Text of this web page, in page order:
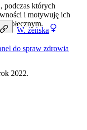
W. żeńska
podczas których
i motywuję ich
społecznym.
do spraw zdrowia
2022.